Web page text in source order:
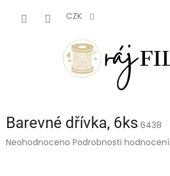
CZK
Barevné dřívka, 6ks 6438
Průměrné
Neohodnoceno Podrobnosti hodnocení